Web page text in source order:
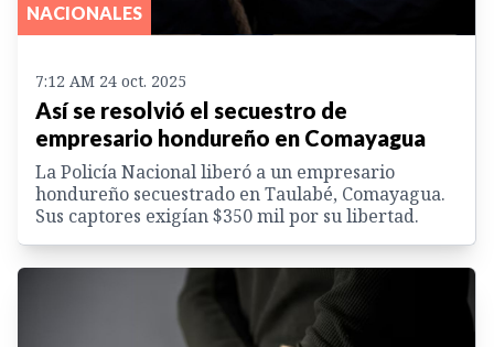
NACIONALES
7:12 AM 24 oct. 2025
Así se resolvió el secuestro de
empresario hondureño en Comayagua
La Policía Nacional liberó a un empresario
hondureño secuestrado en Taulabé, Comayagua.
Sus captores exigían $350 mil por su libertad.